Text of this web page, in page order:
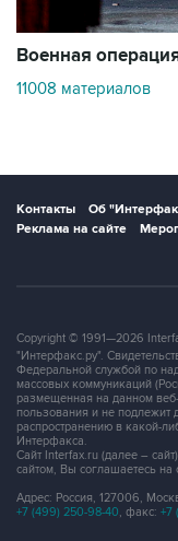
Военная
11008 материалов
Контакты Об
Реклама на сайте
Copyright © 1991—2026
"Интерфакс.ру".
Федеральной службой по
массовых коммуникаций
размещенная на данном
пользования и не подлежит
распространению в какой-
Интерфакса.
Сайт Interfax.ru (далее –
сайтом, Вы соглашаетесь
Адрес: Россия, 127006,
+7 (499) 250-98-40, факс: +7